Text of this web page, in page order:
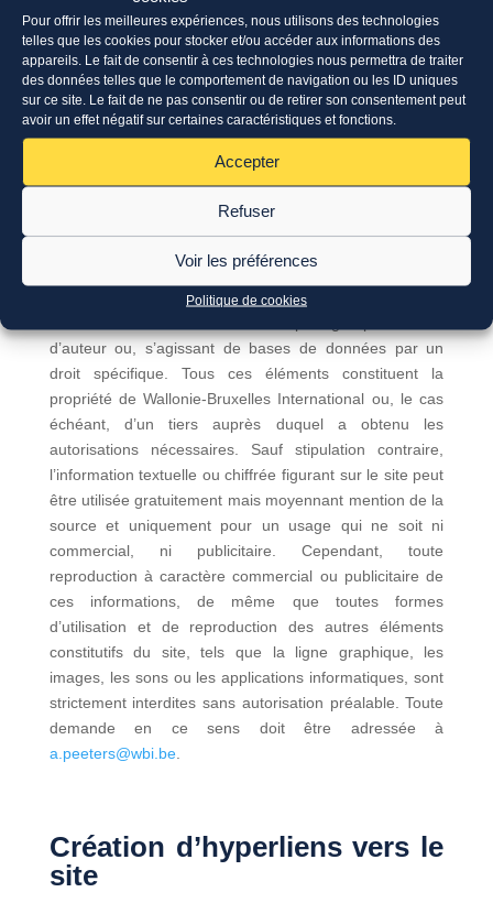
Pour offrir les meilleures expériences, nous utilisons des technologies
telles que les cookies pour stocker et/ou accéder aux informations des
appareils. Le fait de consentir à ces technologies nous permettra de traiter
des données telles que le comportement de navigation ou les ID uniques
sur ce site. Le fait de ne pas consentir ou de retirer son consentement peut
avoir un effet négatif sur certaines caractéristiques et fonctions.
Accepter
Refuser
Voir les préférences
Politique de cookies
documents qui font l’objet d’une publication officielle,
seuls font foi les textes publiés au Moniteur belge et sur
les sites officiels des institutions européennes. Les liens
hypertextes présents sur le site et aiguillant les
utilisateurs vers d’autres sites Internet n’engagent pas
notre responsabilité quant au contenu de ces sites.
Droits de propriété
intellectuelle
Les textes, mises en page, illustrations et autres
d’auteur ou, s’agissant de bases de données par un
droit spécifique. Tous ces éléments constituent la
propriété de Wallonie-Bruxelles International ou, le cas
échéant, d’un tiers auprès duquel a obtenu les
autorisations nécessaires. Sauf stipulation contraire,
l’information textuelle ou chiffrée figurant sur le site peut
être utilisée gratuitement mais moyennant mention de la
source et uniquement pour un usage qui ne soit ni
commercial, ni publicitaire. Cependant, toute
reproduction à caractère commercial ou publicitaire de
ces informations, de même que toutes formes
d’utilisation et de reproduction des autres éléments
constitutifs du site, tels que la ligne graphique, les
images, les sons ou les applications informatiques, sont
strictement interdites sans autorisation préalable. Toute
demande en ce sens doit être adressée à
a.peeters@wbi.be.
Création d’hyperliens vers le
site